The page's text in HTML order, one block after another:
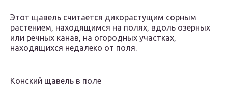
Этот щавель считается дикорастущим сорным
растением, находящимся на полях, вдоль озерных
или речных канав, на огородных участках,
находящихся недалеко от поля.
Конский щавель в поле